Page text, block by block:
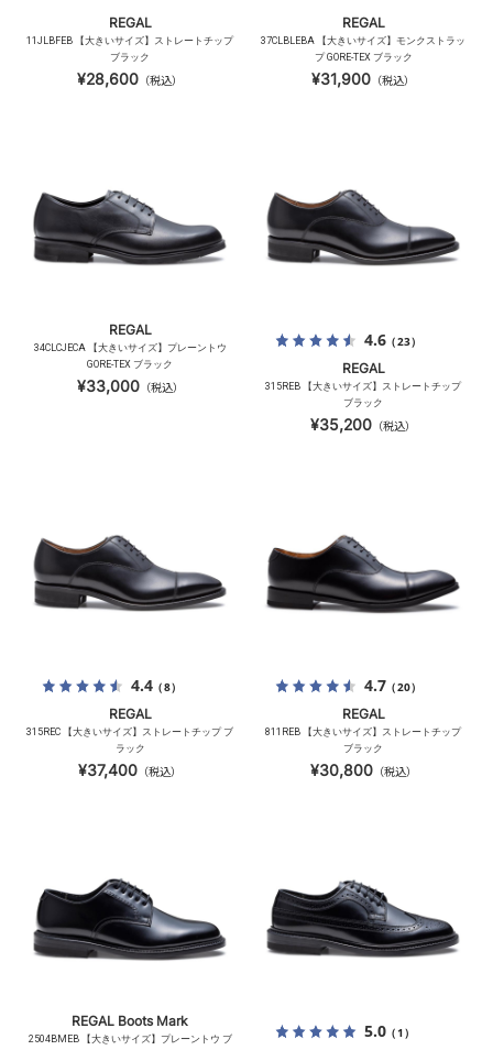
REGAL
11JLBFEB 【大きいサイズ】ストレートチップ
ブラック
¥28,600 （税込）
REGAL
37CLBLEBA 【大きいサイズ】モンクストラッ
プ GORE-TEX ブラック
¥31,900 （税込）
REGAL
34CLCJECA 【大きいサイズ】プレーントウ
GORE-TEX ブラック
¥33,000（税込）
4.6（23）
REGAL
315REB 【大きいサイズ】ストレートチップ
ブラック
¥35,200 （税込）
4.4（8）
REGAL
315REC 【大きいサイズ】ストレートチップ ブ
ラック
¥37,400 （税込）
4.7（20）
REGAL
811REB 【大きいサイズ】ストレートチップ
ブラック
¥30,800（税込）
REGAL Boots Mark
2504BMEB 【大きいサイズ】プレーントウ ブ
5.0（1）